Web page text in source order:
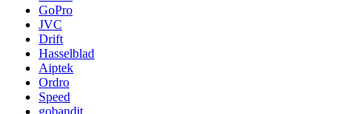
GoPro
JVC
Drift
Hasselblad
Aiptek
Ordro
Speed
gobandit